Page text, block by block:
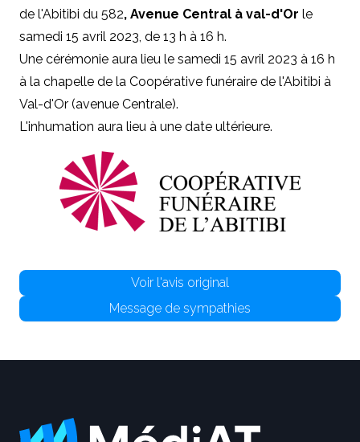
de l'Abitibi du 582, Avenue Central à val-d'Or le
samedi 15 avril 2023, de 13 h à 16 h.
Une cérémonie aura lieu le samedi 15 avril 2023 à 16 h
à la chapelle de la Coopérative funéraire de l'Abitibi à
Val-d'Or (avenue Centrale).
L'inhumation aura lieu à une date ultérieure.
Voir l'avis original
Message de sympathies